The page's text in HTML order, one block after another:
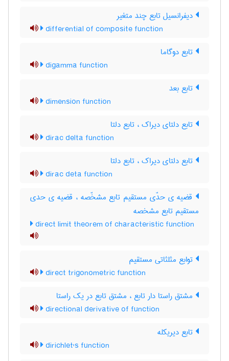
دیفرانسیل تابع چند متغیر
differential of composite function
تابع دوگاما
digamma function
تابع بعد
dimension function
تابع دلتای دیراک ، تابع دلتا
dirac delta function
تابع دلتای دیراک ، تابع دلتا
dirac deta function
قضیه ی حدّی مستقیم تابع مشخّصه ، قضیه ی حدی
مستقیم تابع مشخصه
direct limit theorem of characteristic function
توابع مثلثاتی مستقیم
direct trigonometric function
مشتق راستا دار تابع ، مشتق تابع در یک راستا
directional derivative of function
تابع دیریکله
dirichlet's function